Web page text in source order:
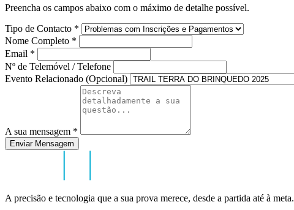
Preencha os campos abaixo com o máximo de detalhe possível.
Tipo de Contacto *
Nome Completo *
Email *
Nº de Telemóvel / Telefone
Evento Relacionado (Opcional)
A sua mensagem *
Enviar Mensagem
A precisão e tecnologia que a sua prova merece, desde a partida até à meta.